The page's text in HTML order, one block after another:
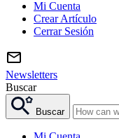
Mi Cuenta
Crear Artículo
Cerrar Sesión
Newsletters
Buscar
Buscar